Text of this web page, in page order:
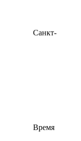
Санкт-
Время